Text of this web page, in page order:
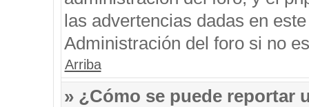
las advertencias dadas en
Administración del foro si no
Arriba
» ¿Cómo se puede reportar